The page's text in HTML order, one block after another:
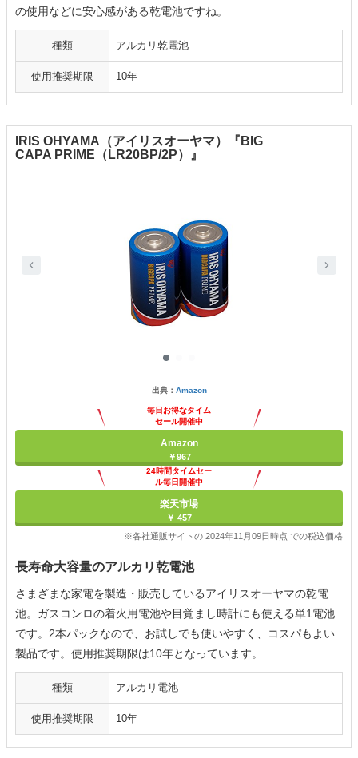
の使用などに安心感がある乾電池ですね。
種類 アルカリ乾電池
使用推奨期限 10年
IRIS OHYAMA（アイリスオーヤマ）『BIG
CAPA PRIME（LR20BP/2P）』
出典： Amazon
毎日お得なタイム
セール開催中
Amazon
￥967
24時間タイムセー
ル毎日開催中
楽天市場
￥ 457
※各社通販サイトの 2024年11月09日時点 での税込価格
長寿命大容量のアルカリ乾電池
さまざまな家電を製造・販売しているアイリスオーヤマの乾電
池。ガスコンロの着火用電池や目覚まし時計にも使える単1電池
です。2本パックなので、お試しでも使いやすく、コスパもよい
製品です。使用推奨期限は10年となっています。
種類 アルカリ電池
使用推奨期限 10年